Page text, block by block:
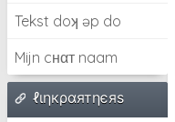
Tekst doʞ əp do
Mijn cнαт naam
ℓιηкραятηєяѕ